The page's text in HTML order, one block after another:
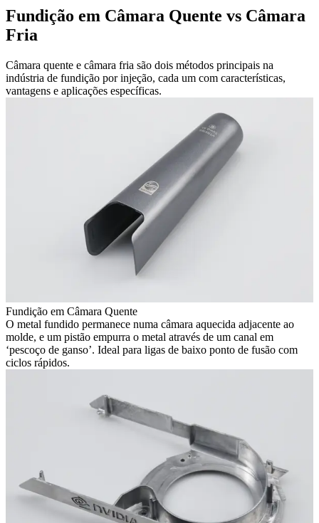
Fundição em Câmara Quente vs Câmara
Fria
Câmara quente e câmara fria são dois métodos principais na
indústria de fundição por injeção, cada um com características,
vantagens e aplicações específicas.
Fundição em Câmara Quente
O metal fundido permanece numa câmara aquecida adjacente ao
molde, e um pistão empurra o metal através de um canal em
‘pescoço de ganso’. Ideal para ligas de baixo ponto de fusão com
ciclos rápidos.